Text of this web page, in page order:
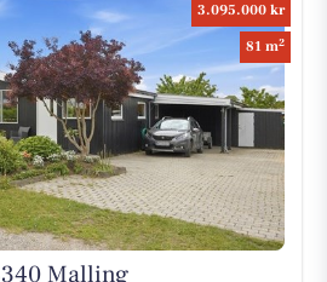
3.095.000 kr
81 m2
Malling